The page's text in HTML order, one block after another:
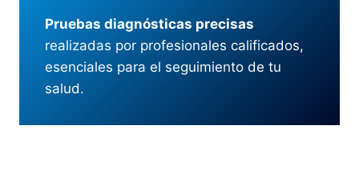
Pruebas diagnósticas precisas
realizadas por profesionales calificados,
esenciales para el seguimiento de tu
salud.